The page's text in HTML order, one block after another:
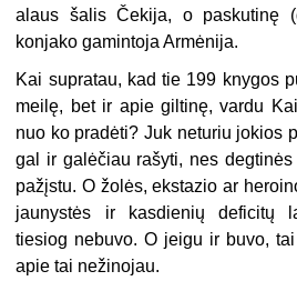
alaus šalis Čekija, o paskutinę
konjako gamintoja Armėnija.
Kai supratau, kad tie 199 knygos
meilę, bet ir apie giltinę, vardu
nuo ko pradėti? Juk neturiu jokios
gal ir galėčiau rašyti, nes
pažįstu. O žolės, ekstazio ar
jaunystės ir kasdienių deficitų
tiesiog nebuvo. O jeigu ir buvo,
apie tai nežinojau.